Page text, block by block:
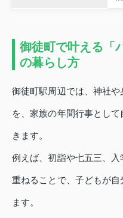
御徒町で叶える「
の暮らし方
御徒町駅周辺では、神社
を、家族の年間行事とし
きます。
例えば、初詣や七五三、
重ねることで、子どもが
ます。